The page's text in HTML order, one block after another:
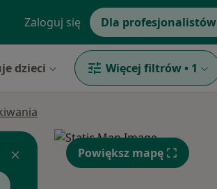
Zaloguj się Dla profesjonalistów
dzieci Więcej filtrów • 1
Powiększ mapę